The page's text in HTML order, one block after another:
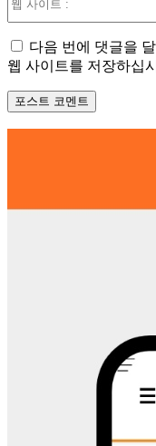
다음 번에 댓글을
웹 사이트를 저장하십